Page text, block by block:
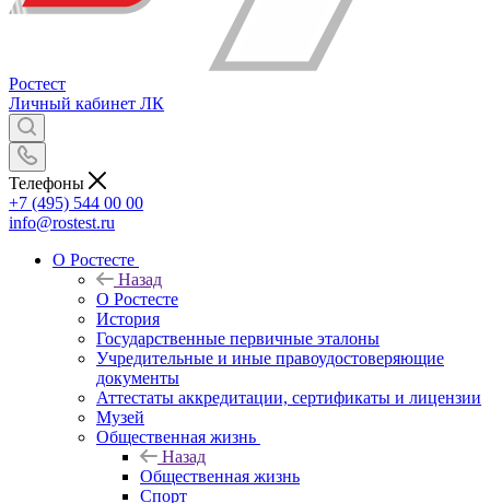
Ростест
Личный кабинет ЛК
Телефоны
+7 (495) 544 00 00
info@rostest.ru
О Ростесте
Назад
О Ростесте
История
Государственные первичные эталоны
Учредительные и иные правоудостоверяющие
документы
Аттестаты аккредитации, сертификаты и лицензии
Музей
Общественная жизнь
Назад
Общественная жизнь
Спорт